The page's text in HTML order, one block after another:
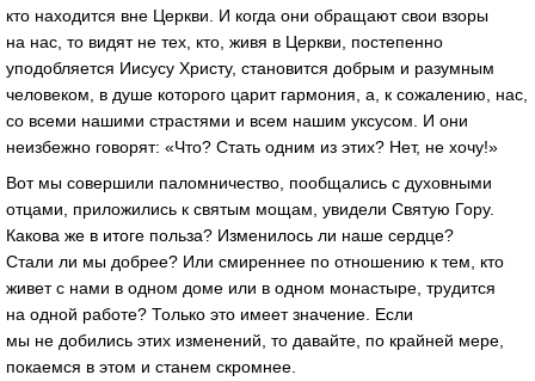
кто находится вне Церкви. И когда они обращают свои взоры
на нас, то видят не тех, кто, живя в Церкви, постепенно
уподобляется Иисусу Христу, становится добрым и разумным
человеком, в душе которого царит гармония, а, к сожалению, нас,
со всеми нашими страстями и всем нашим уксусом. И они
неизбежно говорят: «Что? Стать одним из этих? Нет, не хочу!»
Вот мы совершили паломничество, пообщались с духовными
отцами, приложились к святым мощам, увидели Святую Гору.
Какова же в итоге польза? Изменилось ли наше сердце?
Стали ли мы добрее? Или смиреннее по отношению к тем, кто
живет с нами в одном доме или в одном монастыре, трудится
на одной работе? Только это имеет значение. Если
мы не добились этих изменений, то давайте, по крайней мере,
покаемся в этом и станем скромнее.